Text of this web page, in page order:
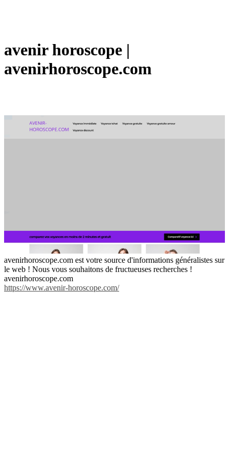
avenir horoscope |
avenirhoroscope.com
avenirhoroscope.com est votre source d'informations généralistes sur
le web ! Nous vous souhaitons de fructueuses recherches !
avenirhoroscope.com
https://www.avenir-horoscope.com/